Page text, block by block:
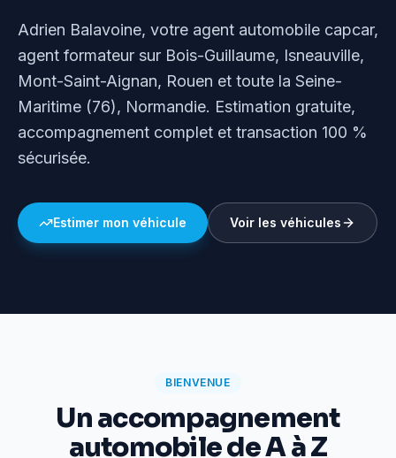
Adrien Balavoine, votre agent automobile capcar,
agent formateur sur Bois-Guillaume, Isneauville,
Mont-Saint-Aignan, Rouen et toute la Seine-
Maritime (76), Normandie. Estimation gratuite,
accompagnement complet et transaction 100 %
sécurisée.
Estimer mon véhicule Voir les véhicules
BIENVENUE
Un accompagnement
automobile de A à Z